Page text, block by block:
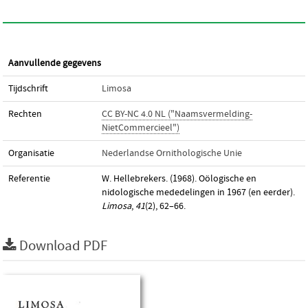
Aanvullende gegevens
Tijdschrift Limosa
Rechten
CC BY-NC 4.0 NL ("Naamsvermelding-
NietCommercieel")
Organisatie Nederlandse Ornithologische Unie
Referentie
W. Hellebrekers. (1968). Oölogische en
nidologische mededelingen in 1967 (en eerder).
Limosa, 41(2), 62–66.
Download PDF